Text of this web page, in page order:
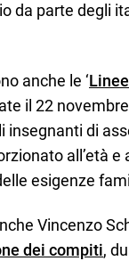
da parte degli
anche le ‘
il 22
insegnanti di
all’età
esigenze
Vincenzo
dei compiti,